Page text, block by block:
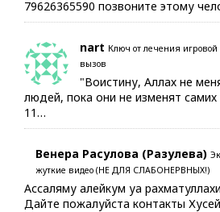
79626365590 позвоните этому
nart Ключ от лечения
вызов
"Воистину, Аллах не
людей, пока они не изменят
11…
Венера Расулова (Разулева)
жуткие видео (НЕ ДЛЯ СЛАБОНЕРВНЫХ!)
Ассаляму алейкум уа
Дайте пожалуйста контакты